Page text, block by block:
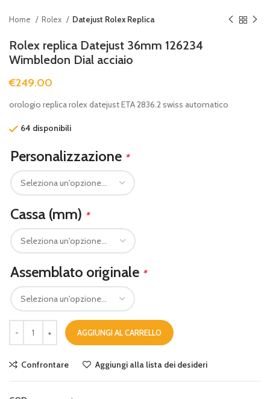
Home Rolex Datejust Rolex Replica
Rolex replica Datejust 36mm 126234
Wimbledon Dial acciaio
€249.00
orologio replica rolex datejust ETA 2836.2 swiss automatico
64 disponibili
Personalizzazione *
Cassa (mm) *
Assemblato originale *
AGGIUNGI AL CARRELLO
Confrontare Aggiungi alla lista dei desideri